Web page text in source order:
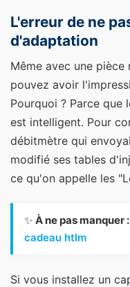
L'erreur de ne
d'adaptation
Même avec une
pouvez avoir
Pourquoi ? Parce
est intelligent. Pour
débitmètre qui
modifié ses tables
ce qu'on appelle les
✨ À ne pas manquer :
cadeau htlm
Si vous installez un